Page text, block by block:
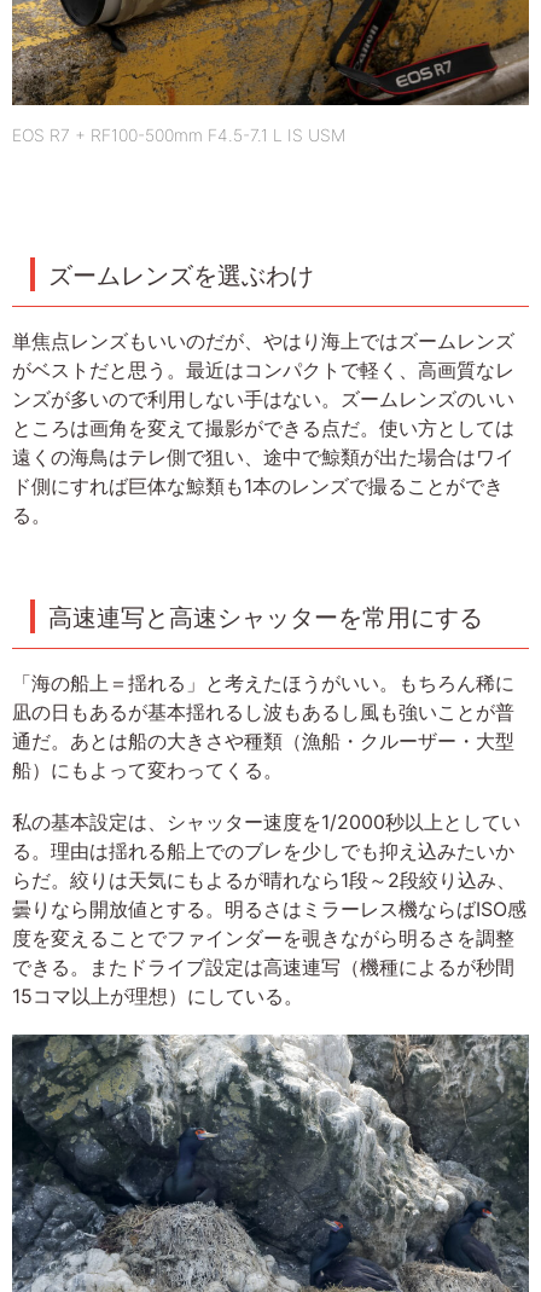
EOS R7 + RF100-500mm F4.5-7.1 L IS USM
ズームレンズを選ぶわけ
単焦点レンズもいいのだが、やはり海上ではズームレンズ
がベストだと思う。最近はコンパクトで軽く、高画質なレ
ンズが多いので利用しない手はない。ズームレンズのいい
ところは画角を変えて撮影ができる点だ。使い方としては
遠くの海鳥はテレ側で狙い、途中で鯨類が出た場合はワイ
ド側にすれば巨体な鯨類も1本のレンズで撮ることができ
る。
高速連写と高速シャッターを常用にする
「海の船上＝揺れる」と考えたほうがいい。もちろん稀に
凪の日もあるが基本揺れるし波もあるし風も強いことが普
通だ。あとは船の大きさや種類（漁船・クルーザー・大型
船）にもよって変わってくる。
私の基本設定は、シャッター速度を1/2000秒以上としてい
る。理由は揺れる船上でのブレを少しでも抑え込みたいか
らだ。絞りは天気にもよるが晴れなら1段～2段絞り込み、
曇りなら開放値とする。明るさはミラーレス機ならばISO感
度を変えることでファインダーを覗きながら明るさを調整
できる。またドライブ設定は高速連写（機種によるが秒間
15コマ以上が理想）にしている。